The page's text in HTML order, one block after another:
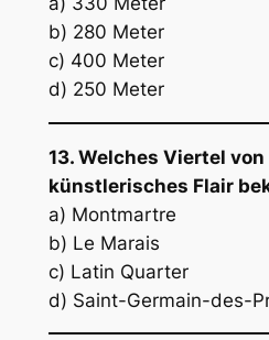
b) 280 Meter
c) 400 Meter
d) 250 Meter
13. Welches Viertel
künstlerisches Flair
a) Montmartre
b) Le Marais
c) Latin Quarter
d) Saint-Germain-des-